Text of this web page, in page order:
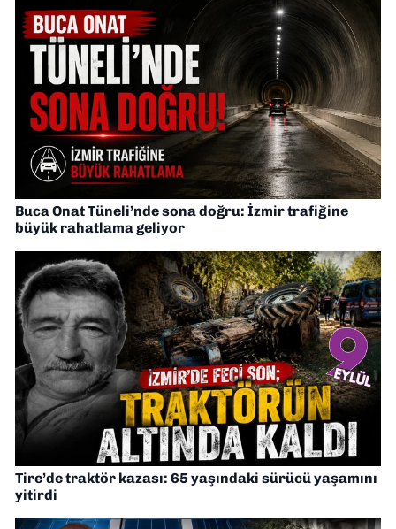
Buca Onat Tüneli’nde sona doğru: İzmir trafiğine
büyük rahatlama geliyor
Tire’de traktör kazası: 65 yaşındaki sürücü yaşamını
yitirdi